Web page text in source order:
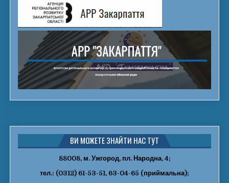
ВИ МОЖЕТЕ ЗНАЙТИ НАС ТУТ
88008, м. Ужгород, пл. Народна, 4;
тел.: (0312) 61-53-51, 63-04-65 (приймальна);